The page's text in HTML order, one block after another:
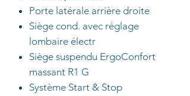
Porte latérale arrière droite
Siège cond. avec réglage
lombaire électr
Siège suspendu ErgoConfort
massant R1 G
Système Start & Stop